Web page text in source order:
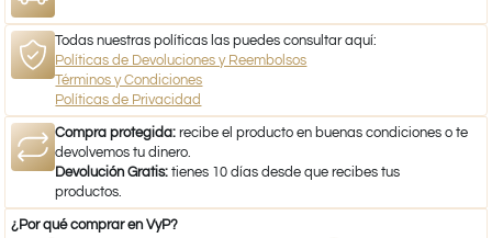
Todas nuestras políticas las puedes consultar aquí:
Políticas de Devoluciones y Reembolsos
Términos y Condiciones
Políticas de Privacidad
Compra protegida: recibe el producto en buenas condiciones o te
devolvemos tu dinero.
Devolución Gratis: tienes 10 días desde que recibes tus
productos.
¿Por qué comprar en VyP?